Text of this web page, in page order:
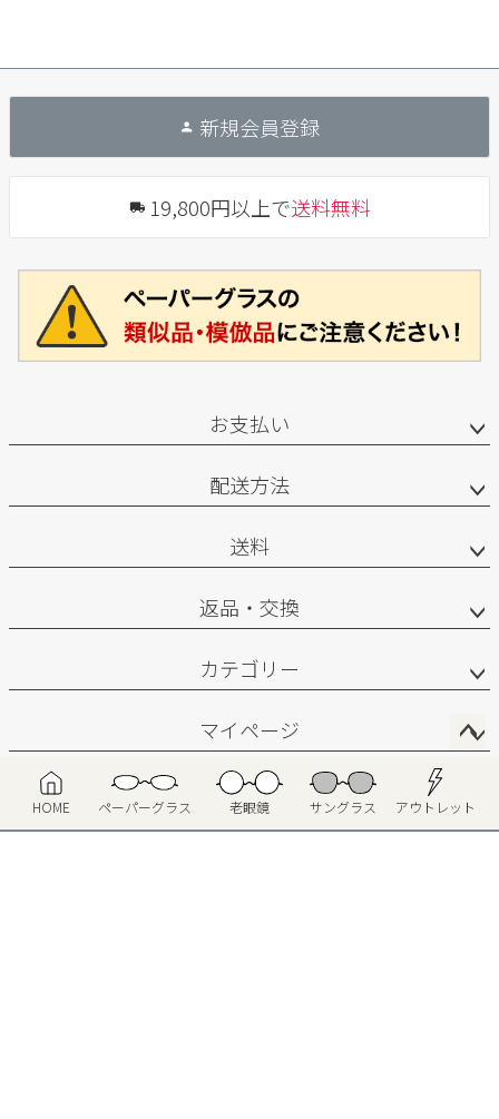
HOME ペーパーグラス 老眼鏡 サングラス アウトレット
ー
ジ
新規会員登録
19,800円以上で送料無料
お支払い
配送方法
送料
返品・交換
カテゴリー
マイページ
サポート